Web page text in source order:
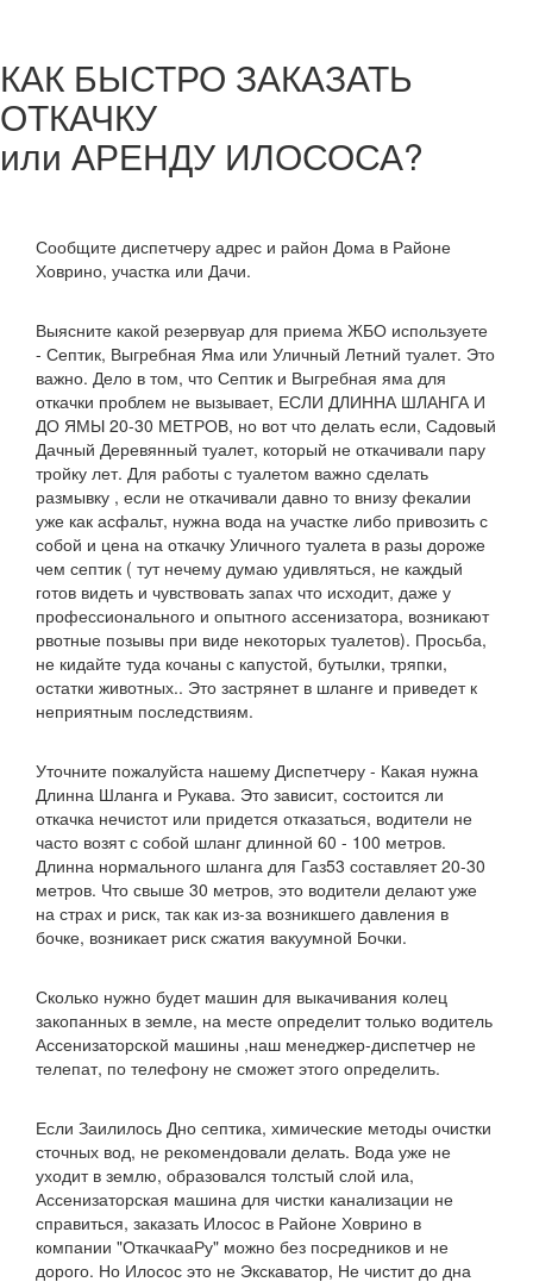
КАК БЫСТРО ЗАКАЗАТЬ
ОТКАЧКУ
или АРЕНДУ ИЛОСОСА?
Сообщите диспетчеру адрес и район Дома в Районе
Ховрино, участка или Дачи.
Выясните какой резервуар для приема ЖБО используете
- Септик, Выгребная Яма или Уличный Летний туалет. Это
важно. Дело в том, что Септик и Выгребная яма для
откачки проблем не вызывает, ЕСЛИ ДЛИННА ШЛАНГА И
ДО ЯМЫ 20-30 МЕТРОВ, но вот что делать если, Садовый
Дачный Деревянный туалет, который не откачивали пару
тройку лет. Для работы с туалетом важно сделать
размывку , если не откачивали давно то внизу фекалии
уже как асфальт, нужна вода на участке либо привозить с
собой и цена на откачку Уличного туалета в разы дороже
чем септик ( тут нечему думаю удивляться, не каждый
готов видеть и чувствовать запах что исходит, даже у
профессионального и опытного ассенизатора, возникают
рвотные позывы при виде некоторых туалетов). Просьба,
не кидайте туда кочаны с капустой, бутылки, тряпки,
остатки животных.. Это застрянет в шланге и приведет к
неприятным последствиям.
Уточните пожалуйста нашему Диспетчеру - Какая нужна
Длинна Шланга и Рукава. Это зависит, состоится ли
откачка нечистот или придется отказаться, водители не
часто возят с собой шланг длинной 60 - 100 метров.
Длинна нормального шланга для Газ53 составляет 20-30
метров. Что свыше 30 метров, это водители делают уже
на страх и риск, так как из-за возникшего давления в
бочке, возникает риск сжатия вакуумной Бочки.
Сколько нужно будет машин для выкачивания колец
закопанных в земле, на месте определит только водитель
Ассенизаторской машины ,наш менеджер-диспетчер не
телепат, по телефону не сможет этого определить.
Если Заилилось Дно септика, химические методы очистки
сточных вод, не рекомендовали делать. Вода уже не
уходит в землю, образовался толстый слой ила,
Ассенизаторская машина для чистки канализации не
справиться, заказать Илосос в Районе Ховрино в
компании "ОткачкааРу" можно без посредников и не
дорого. Но Илосос это не Экскаватор, Не чистит до дна